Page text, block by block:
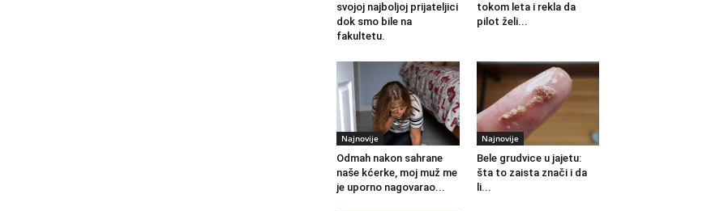
svojoj najboljoj prijateljici
dok smo bile na
fakultetu.
tokom leta i rekla da
pilot želi...
Najnovije
Odmah nakon sahrane
naše kćerke, moj muž me
je uporno nagovarao...
Najnovije
Bele grudvice u jajetu:
šta to zaista znači i da
li...